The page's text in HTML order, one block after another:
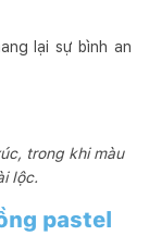
lại sự bình an
trong khi màu
lộc.
pastel